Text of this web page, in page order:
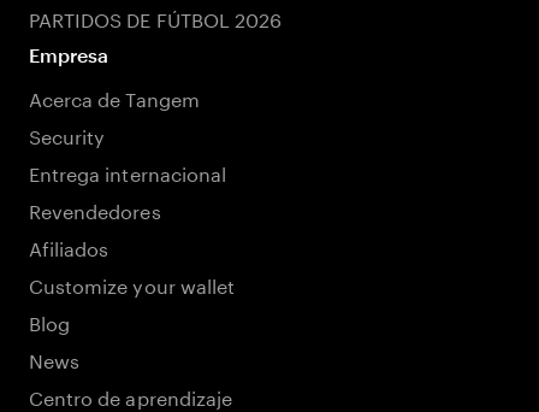
PARTIDOS DE FÚTBOL 2026
Empresa
Acerca de Tangem
Security
Entrega internacional
Revendedores
Afiliados
Customize your wallet
Blog
News
Centro de aprendizaje